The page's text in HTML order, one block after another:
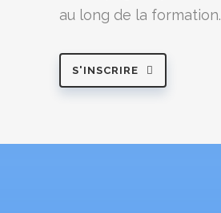
au long de la formation.
S'INSCRIRE